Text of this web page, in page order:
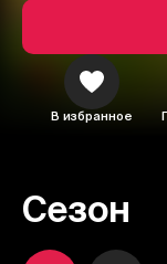
В избранное
Сезон